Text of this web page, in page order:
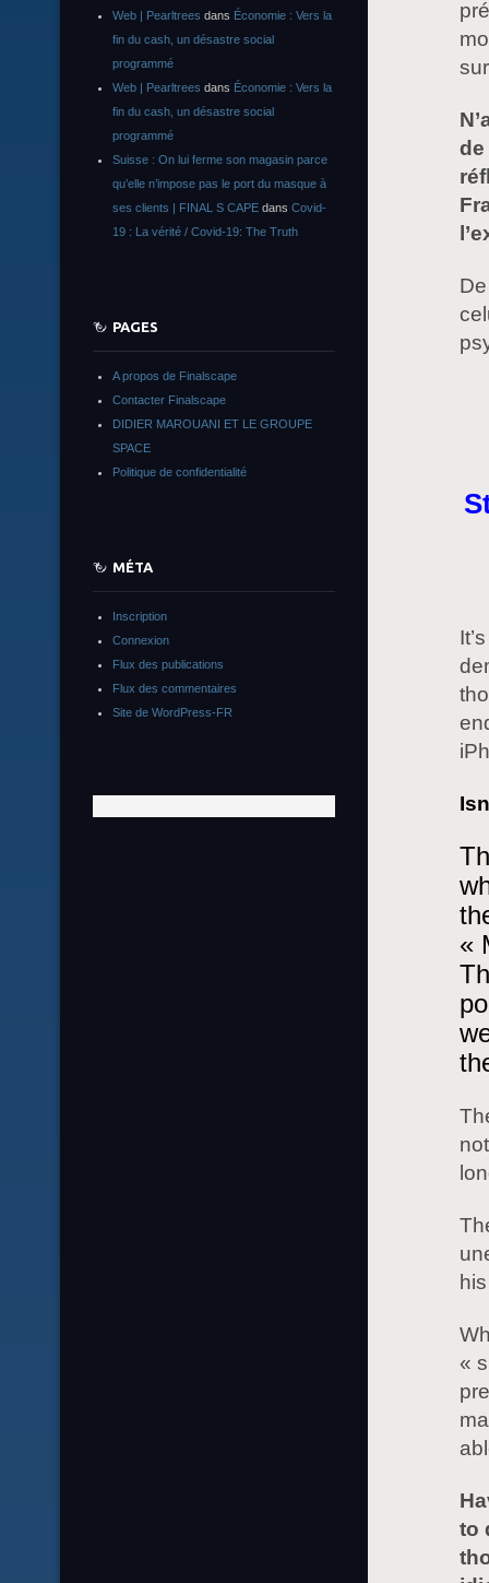
de
«
«
to
Web | Pearltrees dans Économie : Vers la
fin du cash, un désastre social
programmé
Web | Pearltrees dans Économie : Vers la
fin du cash, un désastre social
programmé
Suisse : On lui ferme son magasin parce
qu’elle n’impose pas le port du masque à
ses clients | FINAL S CAPE dans Covid-
19 : La vérité / Covid-19: The Truth
PAGES
A propos de Finalscape
Contacter Finalscape
DIDIER MAROUANI ET LE GROUPE
SPACE
Politique de confidentialité
MÉTA
Inscription
Connexion
Flux des publications
Flux des commentaires
Site de WordPress-FR